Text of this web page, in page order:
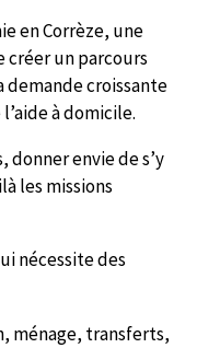
en Corrèze, une
un parcours
demande croissante
à domicile.
donner envie de s’y
les missions
nécessite des
ménage, transferts,